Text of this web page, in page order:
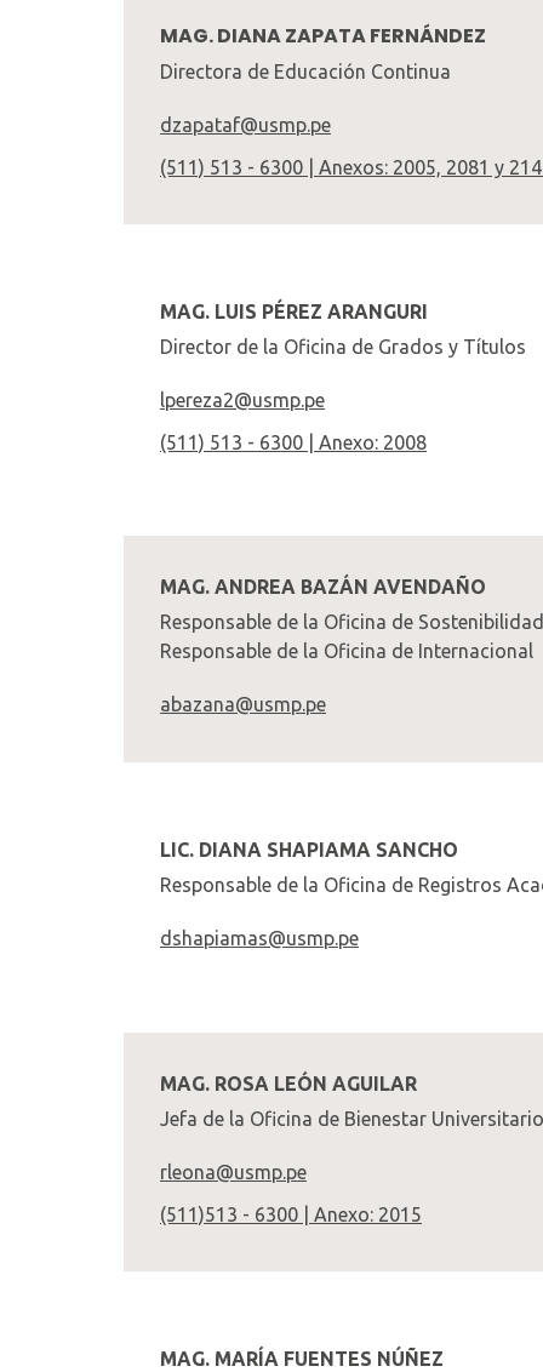
MAG. DIANA ZAPATA FERNÁNDEZ
Directora de Educación Continua
dzapataf@usmp.pe
(511) 513 - 6300 | Anexos: 2005, 2081 y
MAG. LUIS PÉREZ ARANGURI
Director de la Oficina de Grados y Títulos
lpereza2@usmp.pe
(511) 513 - 6300 | Anexo: 2008
MAG. ANDREA BAZÁN AVENDAÑO
Responsable de la Oficina de Sostenibilidad
Responsable de la Oficina de Internacional
abazana@usmp.pe
LIC. DIANA SHAPIAMA SANCHO
Responsable de la Oficina de Registros
dshapiamas@usmp.pe
MAG. ROSA LEÓN AGUILAR
Jefa de la Oficina de Bienestar Universitario
rleona@usmp.pe
(511)513 - 6300 | Anexo: 2015
MAG. MARÍA FUENTES NÚÑEZ